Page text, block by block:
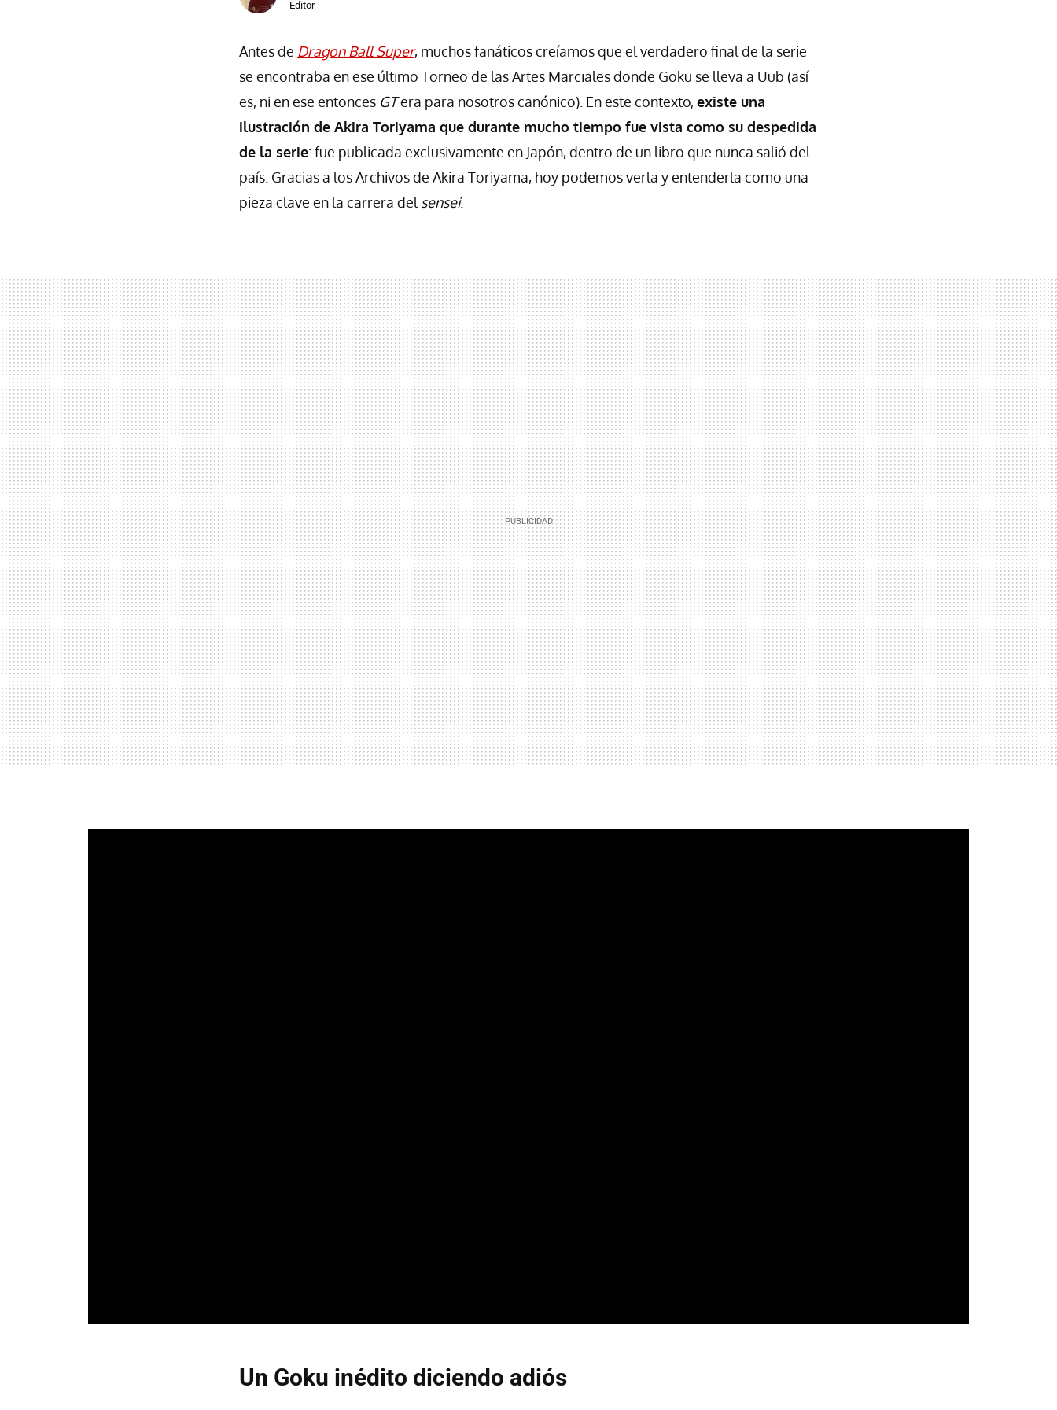
Editor
Antes de Dragon Ball Super, muchos fanáticos creíamos que el verdadero final de la serie
se encontraba en ese último Torneo de las Artes Marciales donde Goku se lleva a Uub (así
es, ni en ese entonces GTera para nosotros canónico). En este contexto,existe una
ilustración de Akira Toriyama que durante mucho tiempo fue vista como su despedida
de la serie: fue publicada exclusivamente en Japón, dentro de un libro que nunca salió del
país. Gracias a los Archivos de Akira Toriyama, hoy podemos verla y entenderla como una
pieza clave en la carrera del sensei.
Un Goku inédito diciendo adiós